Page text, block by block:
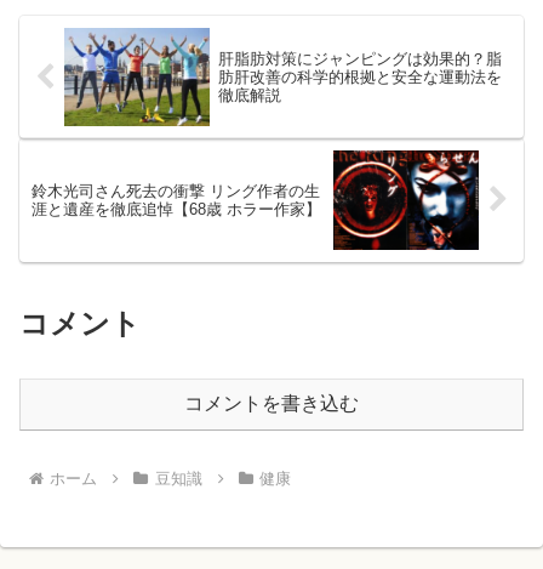
肝脂肪対策にジャンピングは効果的？脂
肪肝改善の科学的根拠と安全な運動法を
徹底解説
鈴木光司さん死去の衝撃 リング作者の生
涯と遺産を徹底追悼【68歳 ホラー作家】
コメント
コメントを書き込む
ホーム 豆知識 健康